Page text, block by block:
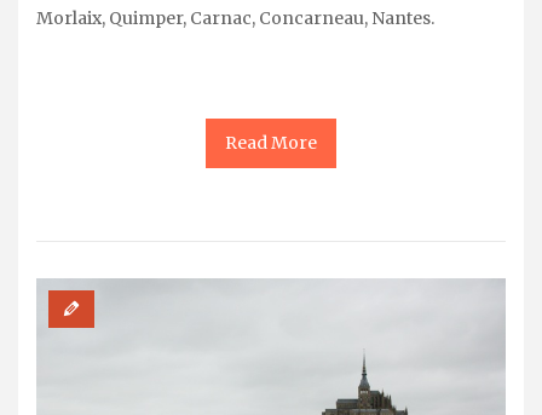
Morlaix, Quimper, Carnac, Concarneau, Nantes.
Read More